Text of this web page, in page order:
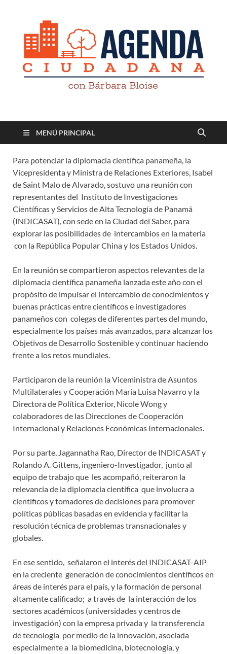
Revista digital
MENÚ PRINCIPAL
Para potenciar la diplomacia científica panameña, la
Vicepresidenta y Ministra de Relaciones Exteriores, Isabel
de Saint Malo de Alvarado, sostuvo una reunión con
representantes del Instituto de Investigaciones
Científicas y Servicios de Alta Tecnología de Panamá
(INDICASAT), con sede en la Ciudad del Saber, para
explorar las posibilidades de intercambios en la materia
con la República Popular China y los Estados Unidos.
En la reunión se compartieron aspectos relevantes de la
diplomacia científica panameña lanzada este año con el
propósito de impulsar el intercambio de conocimientos y
buenas prácticas entre científicos e investigadores
panameños con colegas de diferentes partes del mundo,
especialmente los países más avanzados, para alcanzar los
Objetivos de Desarrollo Sostenible y continuar haciendo
frente a los retos mundiales.
Participaron de la reunión la Viceministra de Asuntos
Multilaterales y Cooperación María Luisa Navarro y la
Directora de Política Exterior, Nicole Wong y
colaboradores de las Direcciones de Cooperación
Internacional y Relaciones Económicas Internacionales.
Por su parte, Jagannatha Rao, Director de INDICASAT y
Rolando A. Gittens, ingeniero-Investigador, junto al
equipo de trabajo que les acompañó, reiteraron la
relevancia de la diplomacia científica que involucra a
científicos y tomadores de decisiones para promover
políticas públicas basadas en evidencia y facilitar la
resolución técnica de problemas transnacionales y
globales.
En ese sentido, señalaron el interés del INDICASAT-AIP
en la creciente generación de conocimientos científicos en
áreas de interés para el país, y la formación de personal
altamente calificado; a través de la interacción de los
sectores académicos (universidades y centros de
investigación) con la empresa privada y la transferencia
de tecnología por medio de la innovación, asociada
especialmente a la biomedicina, biotecnología, y